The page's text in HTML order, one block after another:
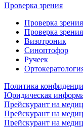
Проверка зрения
Проверка
Проверка
Визотроник
Синоптофор
Ручеек
Политика
Юридическая
Прейскурант на
Прейскурант на
Прейскурант на